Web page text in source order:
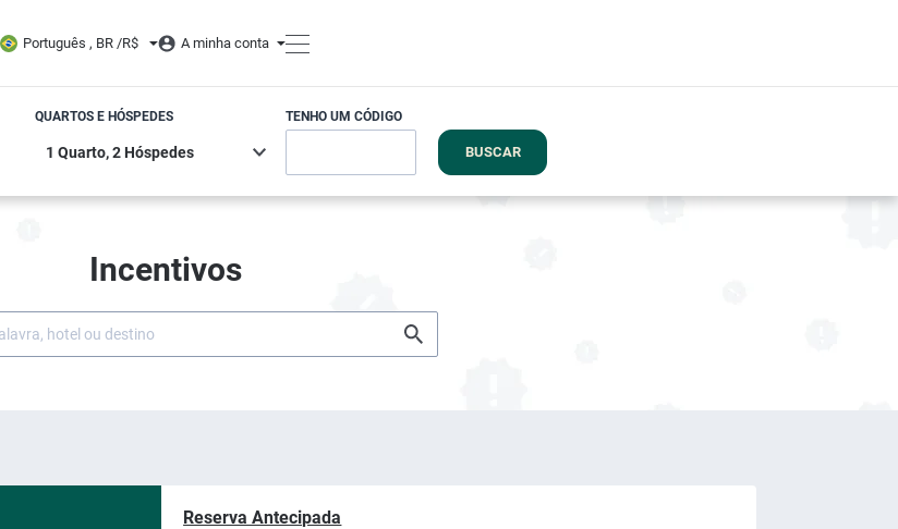
Português , BR /R$ A minha conta
QUARTOS E HÓSPEDES TENHO UM CÓDIGO
BUSCAR
Incentivos
Reserva Antecipada